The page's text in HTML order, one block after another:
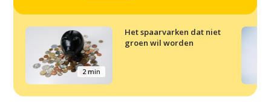
2 min
Het spaarvarken dat niet
groen wil worden